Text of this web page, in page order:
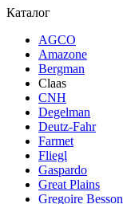
Каталог
AGCO
Amazone
Bergman
Claas
CNH
Degelman
Deutz-Fahr
Farmet
Fliegl
Gaspardo
Great Plains
Gregoire Besson